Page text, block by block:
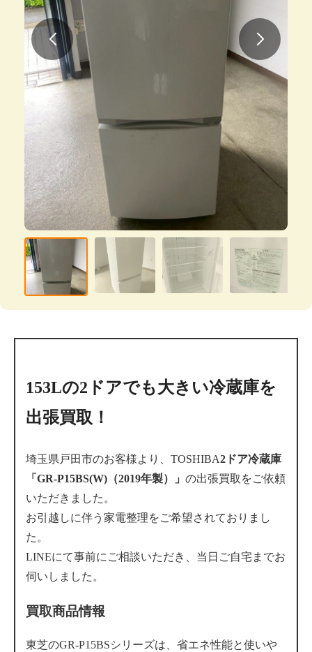
153Lの2ドアでも大きい冷蔵庫を
出張買取！
埼玉県戸田市のお客様より、TOSHIBA2ドア冷蔵庫
「GR-P15BS(W)（2019年製）」 の出張買取をご依頼
いただきました。
お引越しに伴う家電整理をご希望されておりまし
た。
LINEにて事前にご相談いただき、当日ご自宅までお
伺いしました。
買取商品情報
東芝のGR-P15BSシリーズは、省エネ性能と使いや